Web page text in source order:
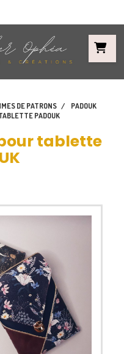
DE PATRONS
PADOUK
PADOUK
tablette